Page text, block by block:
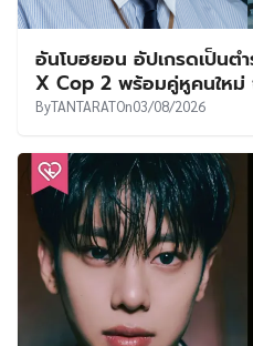
อันโบฮยอน อัปเกรดเป็นต
X Cop 2 พร้อมคู่หูคนใหม่
ByTANTARATOn03/08/2026